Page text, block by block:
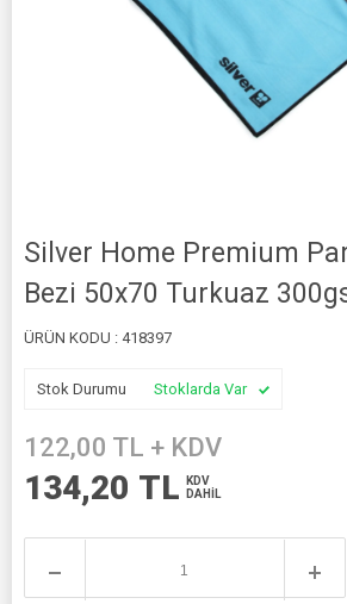
Silver Home Premium
Bezi 50x70 Turkuaz
ÜRÜN KODU : 418397
Stok Durumu Stoklarda Var
122,00 TL + KDV
134,20 TL
KDV
DAHİL